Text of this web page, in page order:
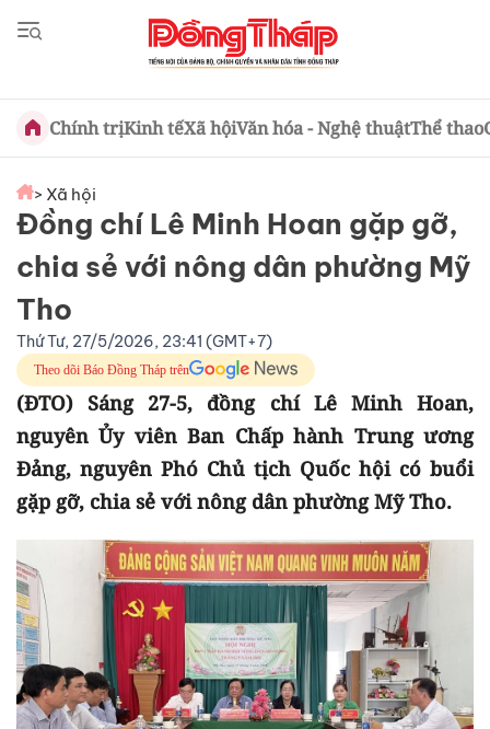
Chính trịKinh tếXã hộiVăn hóa - Nghệ thuậtThể thao
> Xã hội
Đồng chí Lê Minh Hoan gặp gỡ,
chia sẻ với nông dân phường Mỹ
Tho
Thứ Tư, 27/5/2026, 23:41 (GMT+7)
Theo dõi Báo Đồng Tháp trên
(ĐTO) Sáng 27-5, đồng chí Lê Minh Hoan,
nguyên Ủy viên Ban Chấp hành Trung ương
Đảng, nguyên Phó Chủ tịch Quốc hội có buổi
gặp gỡ, chia sẻ với nông dân phường Mỹ Tho.